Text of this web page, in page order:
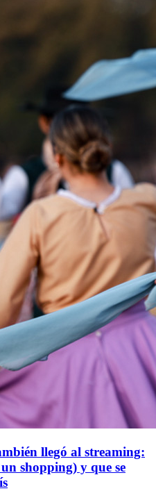
llegó al streaming:
shopping) y que se